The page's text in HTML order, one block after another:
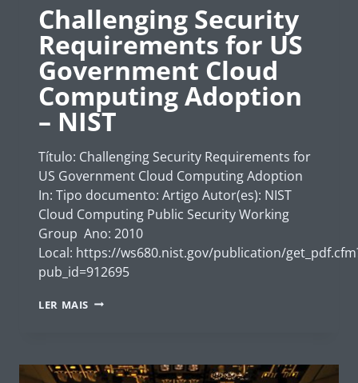
Challenging Security
Requirements for US
Government Cloud
Computing Adoption
– NIST
Título: Challenging Security Requirements for
US Government Cloud Computing Adoption
In: Tipo documento: Artigo Autor(es): NIST
Cloud Computing Public Security Working
Group Ano: 2010
Local: https://ws680.nist.gov/publication/
pub_id=912695
LER MAIS CHALLENGING
US
GOVERNMENT